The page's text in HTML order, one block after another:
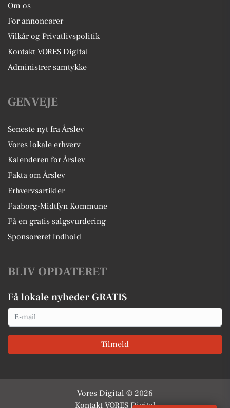
Om os
For annoncører
Vilkår og Privatlivspolitik
Kontakt VORES Digital
Administrer samtykke
GENVEJE
Seneste nyt fra Årslev
Vores lokale erhverv
Kalenderen for Årslev
Fakta om Årslev
Erhvervsartikler
Faaborg-Midtfyn Kommune
Få en gratis salgsvurdering
Sponsoreret indhold
BLIV OPDATERET
Få lokale nyheder GRATIS
Email
Tilmeld
Vores Digital © 2026
Kontakt VORES Digital